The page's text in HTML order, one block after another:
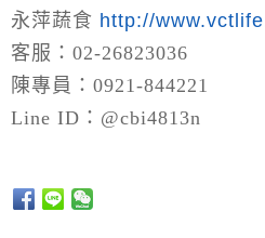
永萍蔬食 http://
客服：02-26823036
陳專員：0921-844221
Line ID：@cbi4813n